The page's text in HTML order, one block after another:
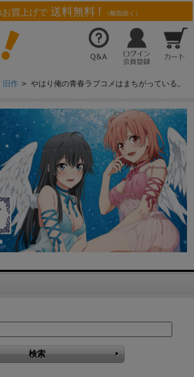
お買上げで 送料無料 ! （離島除く）
旧作 > やはり俺の青春ラブコメはまちがっている。